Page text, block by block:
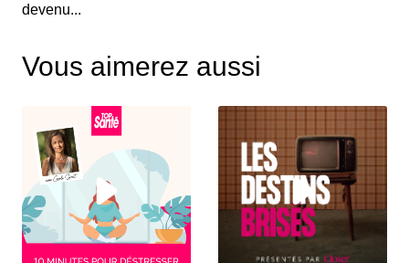
S12E129: L'actu auto du 1er juillet 2020
Le Volkswagen Tiguan s’offre un nouveau look et
de nouvelles motorisations. On fait le p...
S12E128: L'actu auto du 30 juin 2020
00:03:12 - IL Y A 6 ANS
Pleins feux en ce mardi sur la nouvelle Citroën
C4. On parlera également des 110 km/h su...
devenu...
Vous aimerez aussi